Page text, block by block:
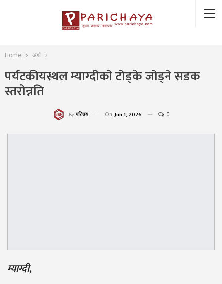
Home अर्थ
पर्यटकीयस्थल म्याग्दीको टोड्के जोड्ने सडक
स्तरोन्नति
By परिचय On Jun 1, 2026 0
म्याग्दी,